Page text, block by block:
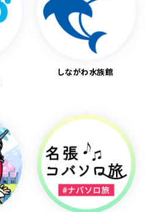
しながわ水族館